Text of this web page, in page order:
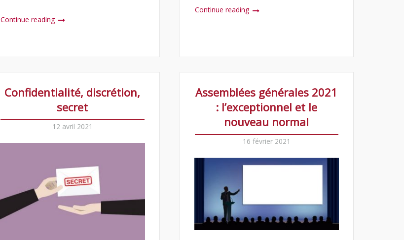
Continue reading
Continue reading
Confidentialité, discrétion,
secret
12 avril 2021
Assemblées générales 2021
: l’exceptionnel et le
nouveau normal
16 février 2021